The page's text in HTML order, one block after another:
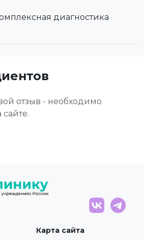
диагностика
отзыв - необходимо
сайте.
Карта сайта